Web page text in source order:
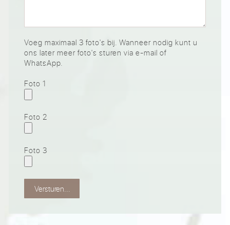
Voeg maximaal 3 foto's bij. Wanneer nodig kunt u
ons later meer foto's sturen via e-mail of
WhatsApp.
Foto 1
Foto 2
Foto 3
Versturen...